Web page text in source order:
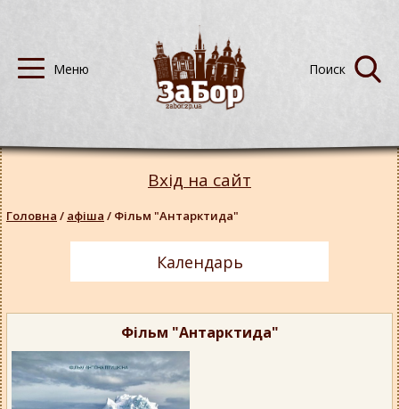
Фільм "Антарктида"
Вхід на сайт
Головна / афіша / Фільм "Антарктида"
Календарь